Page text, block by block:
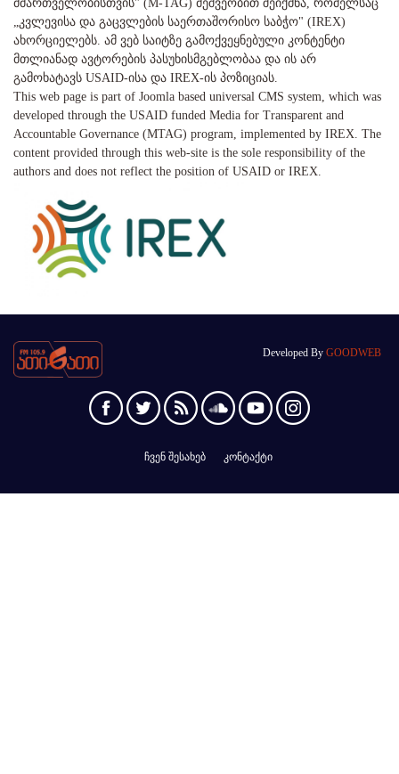
მმართველობისთვის" (M-TAG) მეშვეობით შეიქმნა, რომელსაც
„კვლევისა და გაცვლების საერთაშორისო საბჭო" (IREX)
ახორციელებს. ამ ვებ საიტზე გამოქვეყნებული კონტენტი
მთლიანად ავტორების პასუხისმგებლობაა და ის არ
გამოხატავს USAID-ისა და IREX-ის პოზიციას.
This web page is part of Joomla based universal CMS system, which was
developed through the USAID funded Media for Transparent and
Accountable Governance (MTAG) program, implemented by IREX. The
content provided through this web-site is the sole responsibility of the
authors and does not reflect the position of USAID or IREX.
Developed By GOODWEB
ჩვენ შესახებ კონტაქტი